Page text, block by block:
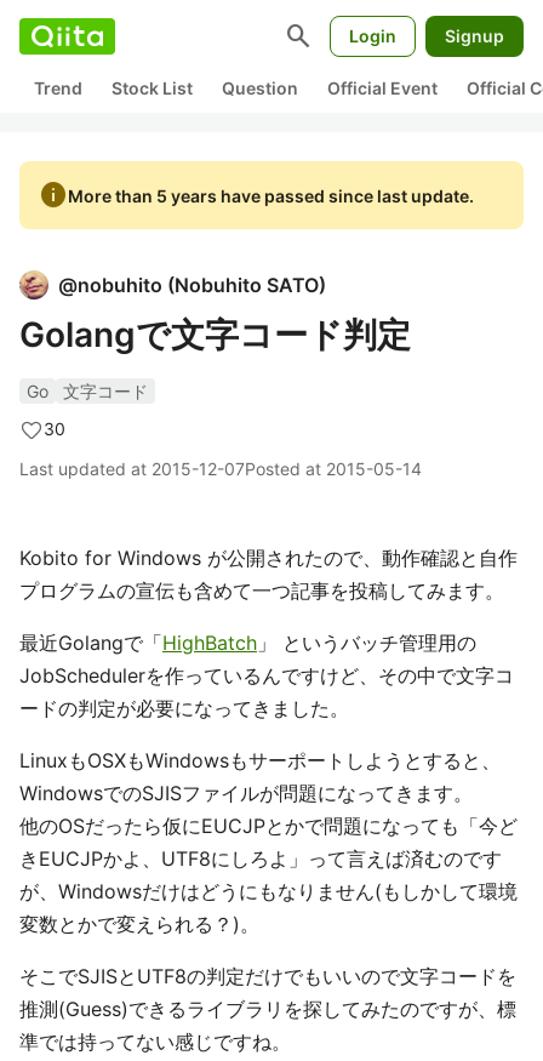
search Login Signup
Trend Stock List Question Official Event Official
infoMore than 5 years have passed since last update.
@nobuhito (Nobuhito SATO)
Golangで文字コード判定
Go
文字コード
30
Last updated at 2015-12-07Posted at 2015-05-14
Kobito for Windows が公開されたので、動作確認と自作
プログラムの宣伝も含めて一つ記事を投稿してみます。
最近Golangで「HighBatch 」 というバッチ管理用の
JobSchedulerを作っているんですけど、その中で文字コ
ードの判定が必要になってきました。
LinuxもOSXもWindowsもサーポートしようとすると、
WindowsでのSJISファイルが問題になってきます。
他のOSだったら仮にEUCJPとかで問題になっても「今ど
きEUCJPかよ、UTF8にしろよ」って言えば済むのです
が、Windowsだけはどうにもなりません(もしかして環境
変数とかで変えられる？)。
そこでSJISとUTF8の判定だけでもいいので文字コードを
推測(Guess)できるライブラリを探してみたのですが、標
準では持ってない感じですね。